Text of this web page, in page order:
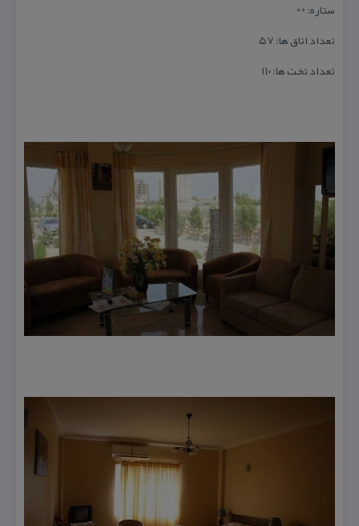
ستاره: **
تعداد اتاق ها: ۵۷
تعداد تخت ها: ۱۱۰